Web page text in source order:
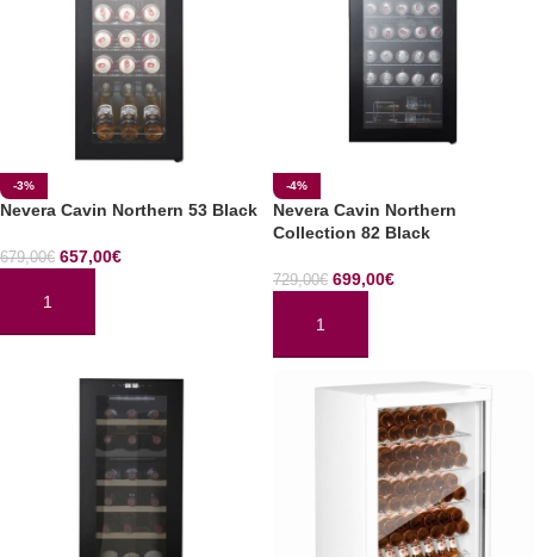
-3%
Nevera Cavin Northern 53 Black
679,00€ 657,00€
AÑADIR AL CARRITO
-4%
Nevera Cavin Northern
Collection 82 Black
729,00€ 699,00€
AÑADIR AL CARRITO